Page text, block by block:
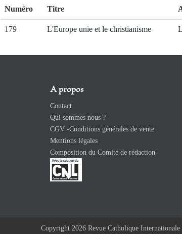
Numéro Titre
179 L'Europe unie et le christianisme
A propos
Contact
Qui sommes nous ?
CGV -Conditions générales de vente
Mentions légales
Composition du Comité de rédaction
Copyright 2026 Revue Catholique